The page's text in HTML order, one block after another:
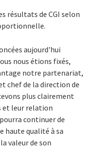
résultats de CGI selon
aujourd'hui
nous étions fixés,
notre partenariat,
chef de la direction de
plus clairement
et leur relation
continuer de
haute qualité à sa
valeur de son